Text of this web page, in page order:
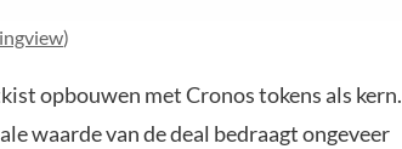
)
opbouwen met Cronos tokens als kern.
waarde van de deal bedraagt ongeveer